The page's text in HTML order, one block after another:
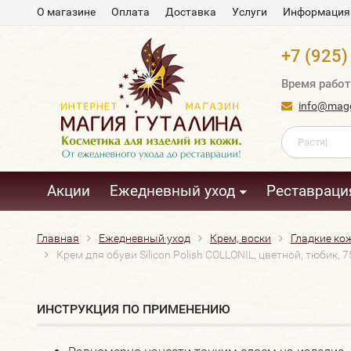
О магазине Оплата Доставка Услуги Информация
+7
Время
Акции Ежедневный уход
Главная Ежедневный уход Крем, воски
Гладкие
Крем для обуви Silicon Polish COLLONIL, цветной, тюбик,
​ИНСТРУКЦИЯ ПО ПРИМЕНЕНИЮ